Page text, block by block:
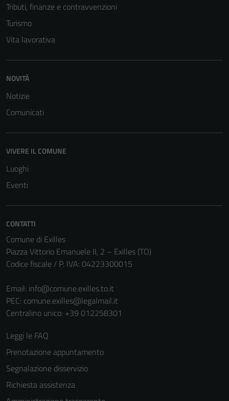
Tributi, finanze e contravvenzioni
Turismo
Vita lavorativa
NOVITÀ
Notizie
Comunicati
VIVERE IL COMUNE
Luoghi
Eventi
CONTATTI
Comune di Exilles
Piazza Vittorio Emanuele II, 2 – Exilles (TO)
Codice fiscale / P. IVA: 04223300015
Email: info@comune.exilles.to.it
PEC: comune.exilles@legalmail.it
Centralino unico: +39 012258301
Leggi le FAQ
Prenotazione appuntamento
Segnalazione disservizio
Richiesta assistenza
Tecnici
possono